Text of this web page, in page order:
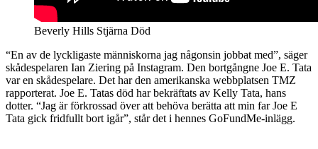
Beverly Hills Stjärna Död
“En av de lyckligaste människorna jag någonsin jobbat med”, säger
skådespelaren Ian Ziering på Instagram. Den bortgångne Joe E. Tata
var en skådespelare. Det har den amerikanska webbplatsen TMZ
rapporterat. Joe E. Tatas död har bekräftats av Kelly Tata, hans
dotter. “Jag är förkrossad över att behöva berätta att min far Joe E
Tata gick fridfullt bort igår”, står det i hennes GoFundMe-inlägg.